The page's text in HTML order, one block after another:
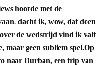
hoorde met de
dacht ik, wow, dat doen
de wedstrijd vind ik valt
maar geen subliem spel.Op
naar Durban, een trip van